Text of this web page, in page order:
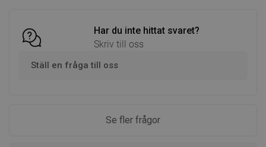
Har du inte hittat svaret?
Skriv till oss
Ställ en fråga till oss
Se fler frågor